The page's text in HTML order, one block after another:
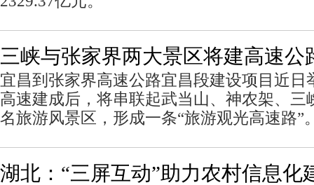
三峡与张家界两大景区将建高速公
宜昌到张家界高速公路宜昌段建设项目近日
高速建成后，将串联起武当山、神农架、三
名旅游风景区，形成一条“旅游观光高速路”
湖北：“三屏互动”助力农村信息化